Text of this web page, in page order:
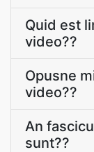
Quid est
video??
Opusne
video??
An
sunt??